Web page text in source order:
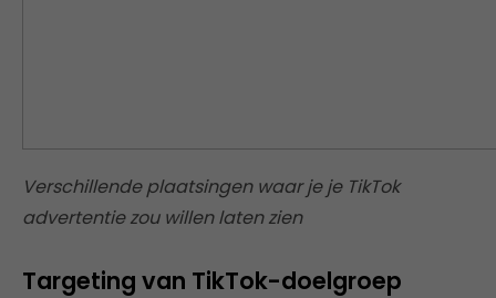
Verschillende plaatsingen waar je je TikTok
advertentie zou willen laten zien
Targeting van TikTok-doelgroep